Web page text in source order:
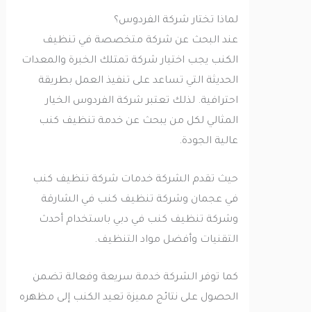
لماذا تختار شركة الفردوس؟
عند البحث عن شركة متخصصة في تنظيف
الكنب يجب اختيار شركة تمتلك الخبرة والمعدات
الحديثة التي تساعد على تنفيذ العمل بطريقة
احترافية. لذلك تعتبر شركة الفردوس الخيار
المثالي لكل من يبحث عن خدمة تنظيف كنب
عالية الجودة.
حيث تقدم الشركة خدمات شركة تنظيف كنب
في عجمان وشركة تنظيف كنب في الشارقة
وشركة تنظيف كنب في دبي باستخدام أحدث
التقنيات وأفضل مواد التنظيف.
كما توفر الشركة خدمة سريعة وفعالة تضمن
الحصول على نتائج مميزة تعيد الكنب إلى مظهره